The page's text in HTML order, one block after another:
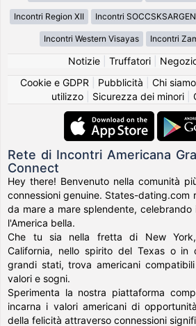
Incontri Region XII Incontri SOCCSKSARGEN
Incontri Western Visayas Incontri
Notizie| Truffatori|
Cookie e GDPR
Pubblicità Chi siamo
utilizzo| Sicurezza dei minori|
Rete di Incontri Americana
Connect
Hey there! Benvenuto nella comunità
connessioni genuine. States-dating.com
da mare a mare splendente,
l'America bella.
Che tu sia nella fretta di New York,
California, nello spirito del Texas o in
grandi stati, trova americani
valori e sogni.
Sperimenta la nostra piattaforma
incarna i valori americani di
della felicità attraverso connessioni